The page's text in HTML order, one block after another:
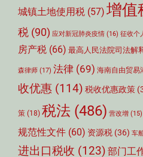
城镇土地使用税 (57) 增值
税 (90) 应对新冠肺炎疫情 (16) 征收个
房产税 (66) 最高人民法院司法解
森律师 (17) 法律 (69) 海南自由贸易
收优惠 (114) 税收优惠政策
策 (18) 税法 (486) 营改增 (15)
规范性文件 (60) 资源税 (36) 车
进出口税收 (123) 部门工